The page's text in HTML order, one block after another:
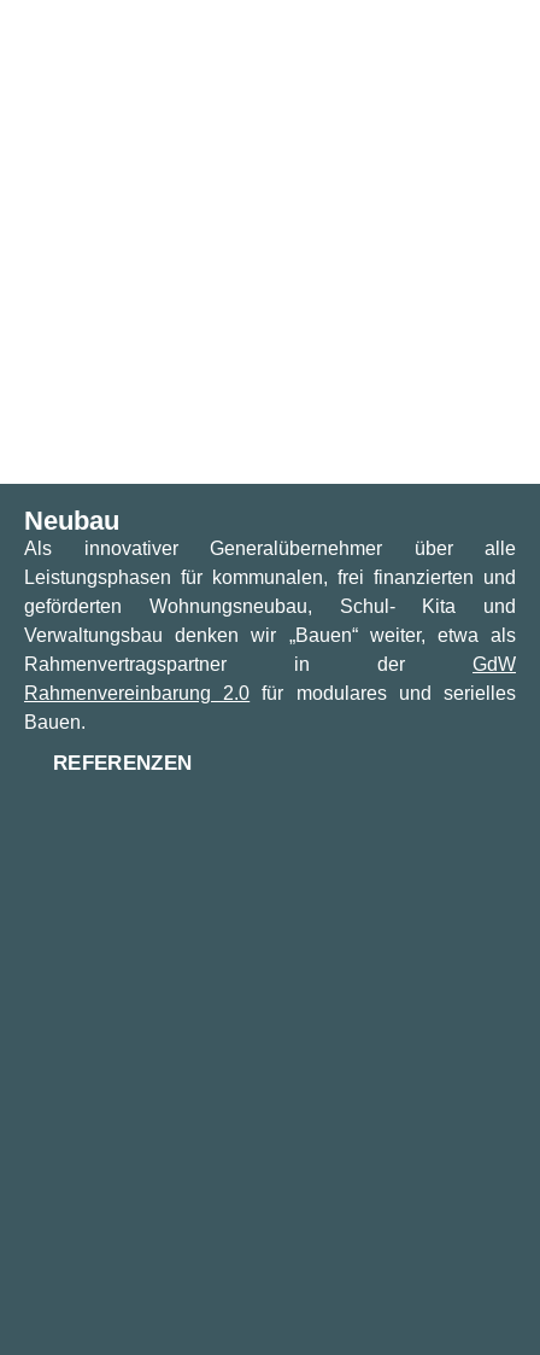
Neubau
Als innovativer Generalübernehmer über alle
Leistungsphasen für kommunalen, frei finanzierten und
geförderten Wohnungsneubau, Schul- Kita und
Verwaltungsbau denken wir „Bauen“ weiter, etwa als
Rahmenvertragspartner in der GdW
Rahmenvereinbarung 2.0 für modulares und serielles
Bauen.
REFERENZEN